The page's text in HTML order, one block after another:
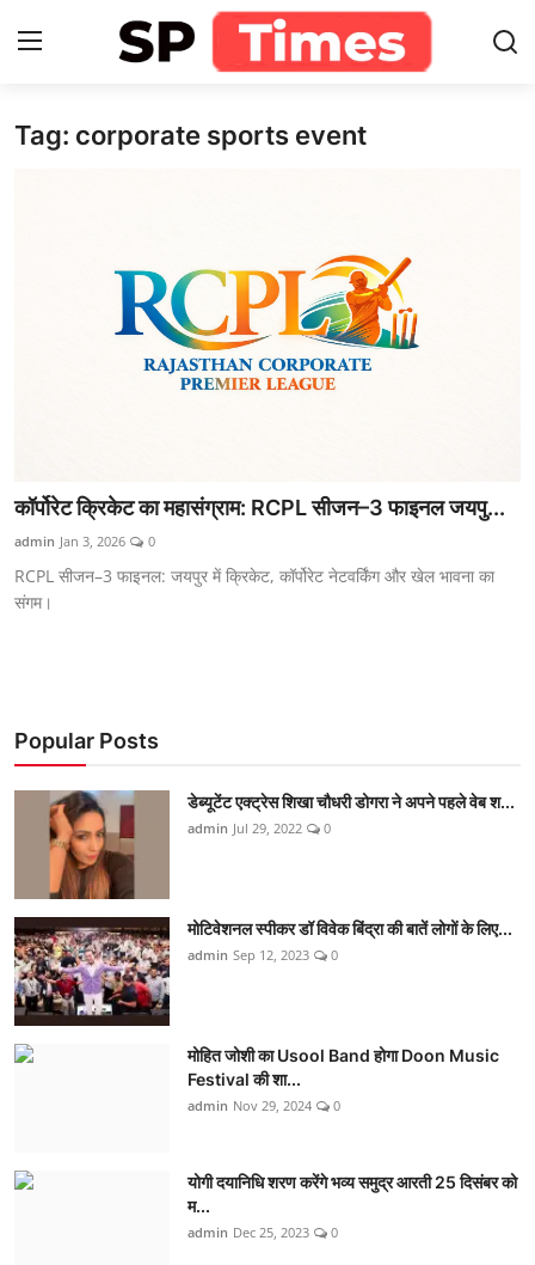
Login Register
मनोरंजन
शिक्षा
लाइफस्टाइल
देश
बिज़नेस
English
Tag: corporate sports event
कॉर्पोरेट क्रिकेट का महासंग्राम: RCPL सीजन–3 फाइनल जयपु...
admin Jan 3, 2026 0
RCPL सीजन–3 फाइनल: जयपुर में क्रिकेट, कॉर्पोरेट नेटवर्किंग और खेल भावना का
संगम।
Popular Posts
डेब्यूटेंट एक्ट्रेस शिखा चौधरी डोगरा ने अपने पहले वेब श...
admin Jul 29, 2022 0
मोटिवेशनल स्पीकर डॉ विवेक बिंद्रा की बातें लोगों के लिए...
admin Sep 12, 2023 0
मोहित जोशी का Usool Band होगा Doon Music
Festival की शा...
admin Nov 29, 2024 0
योगी दयानिधि शरण करेंगे भव्य समुद्र आरती 25 दिसंबर को
म...
admin Dec 25, 2023 0